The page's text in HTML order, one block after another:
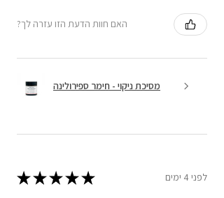
?האם חוות הדעת הזו עזרה לך
מסיכת ניקוי - חימר ספירולינה
★★★★★ לפני 4 ימים